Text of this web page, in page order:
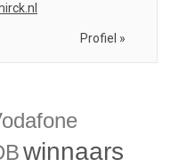
Profiel »
winnaars